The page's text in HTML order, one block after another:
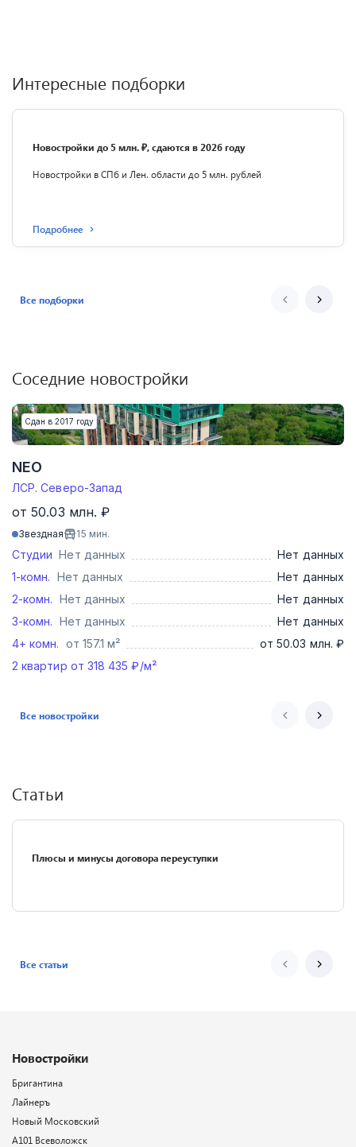
Интересные подборки
Новостройки до 5 млн. ₽, сдаются в 2026 году
Новостройки в СПб и Лен. области до 5 млн. рублей
Подробнее
Все подборки
Соседние новостройки
Сдан в 2017 году
NEO
ЛСР. Северо-Запад
от 50.03 млн. ₽
Звездная 15 мин.
Студии Нет данных
Нет данных
1-комн. Нет данных
Нет данных
2-комн. Нет данных
Нет данных
3-комн. Нет данных
Нет данных
4+ комн. от 157.1 м²
от 50.03 млн. ₽
2 квартир от 318 435 ₽/м²
Все новостройки
Статьи
Плюсы и минусы договора переуступки
Все статьи
Новостройки
Бригантина
Лайнеръ
Новый Московский
А101 Всеволожск